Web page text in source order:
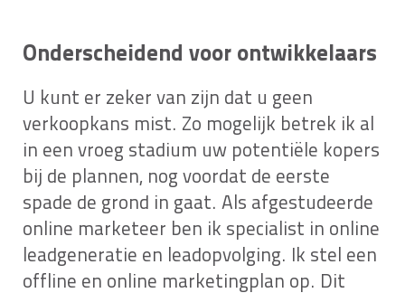
Onderscheidend voor ontwikkelaars
U kunt er zeker van zijn dat u geen
verkoopkans mist. Zo mogelijk betrek ik al
in een vroeg stadium uw potentiële kopers
bij de plannen, nog voordat de eerste
spade de grond in gaat. Als afgestudeerde
online marketeer ben ik specialist in online
leadgeneratie en leadopvolging. Ik stel een
offline en online marketingplan op. Dit